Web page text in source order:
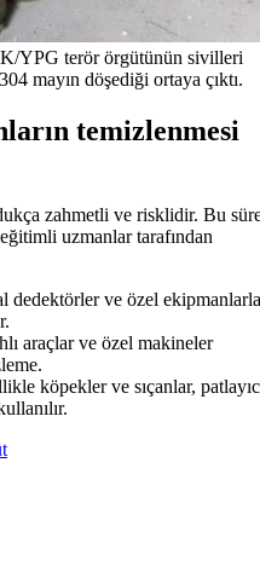
YPG terör örgütünün sivilleri
mayın döşediği ortaya çıktı.
temizlenmesi
zahmetli ve risklidir. Bu
uzmanlar tarafından
dedektörler ve özel ekipmanlarla
araçlar ve özel makineler
köpekler ve sıçanlar,